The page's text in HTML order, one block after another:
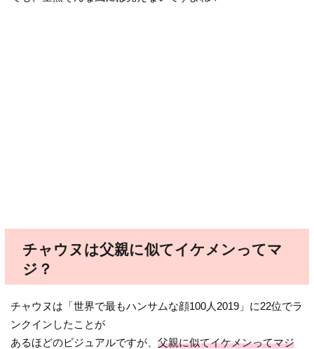
チャウヌは父親に似てイケメンってマ
ジ？
チャウヌは「世界で最もハンサムな顔100人2019」に22位でラ
ンクインしたことが
あるほどのビジュアルですが、父親に似てイケメンってマジ